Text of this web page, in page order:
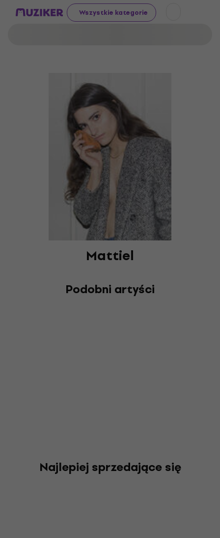
Wszystkie kategorie
Mattiel
Podobni artyści
Najlepiej sprzedające się